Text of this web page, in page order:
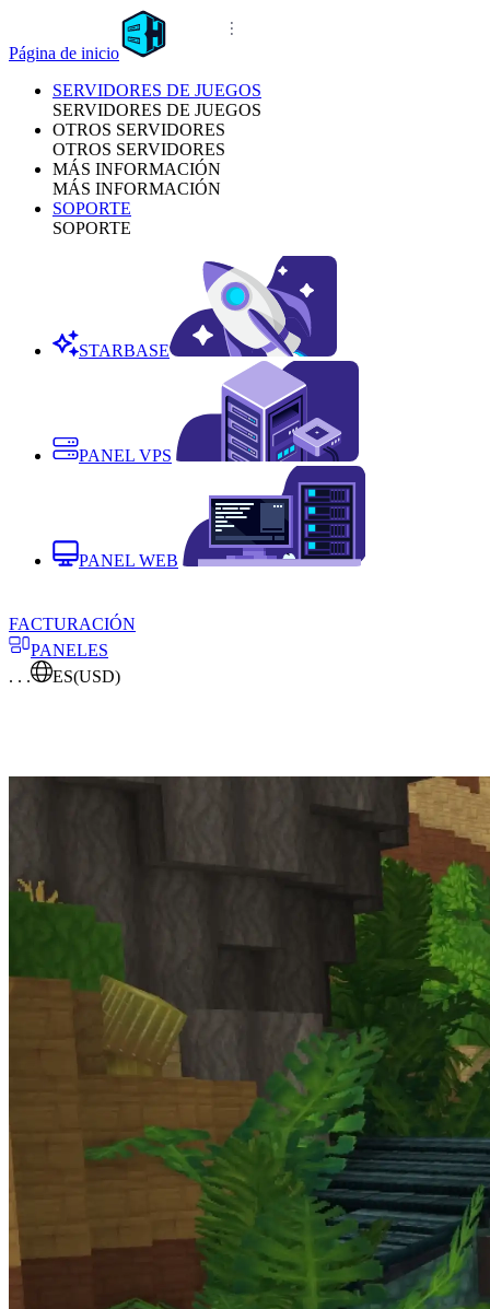
Página de inicio
SERVIDORES DE JUEGOS
SERVIDORES DE JUEGOS
OTROS SERVIDORES
OTROS SERVIDORES
MÁS INFORMACIÓN
MÁS INFORMACIÓN
SOPORTE
SOPORTE
STARBASE
PANEL VPS
PANEL WEB
FACTURACIÓN
PANELES
. . .
ES(USD)